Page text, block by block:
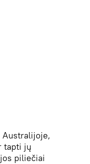
Australijoje,
tapti jų
piliečiai